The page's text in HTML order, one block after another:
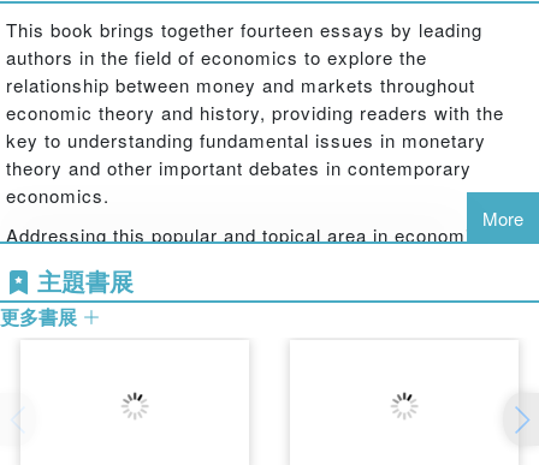
This book brings together fourteen essays by leading
authors in the field of economics to explore the
relationship between money and markets throughout
economic theory and history, providing readers with the
key to understanding fundamental issues in monetary
theory and other important debates in contemporary
economics.
Addressing this popular and topical area in economic
contributors, including Meghnad Desai, Charles Goodhart
and John Davis examine the theory, policy and history of
the history of economic thought
More
主題書展
更多書展